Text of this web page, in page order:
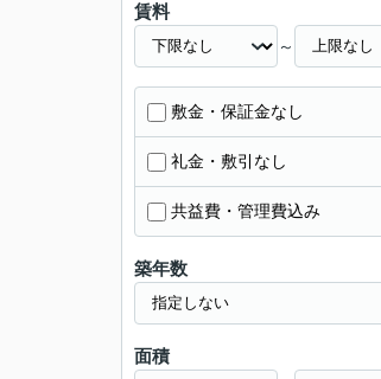
賃料
～
敷金・保証金なし
礼金・敷引なし
共益費・管理費込み
築年数
面積